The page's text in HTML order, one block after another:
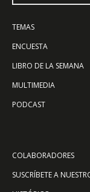
TEMAS
ENCUESTA
LIBRO DE LA SEMANA
MULTIMEDIA
PODCAST
COLABORADORES
SUSCRÍBETE A